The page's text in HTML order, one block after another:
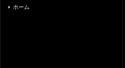
ホーム